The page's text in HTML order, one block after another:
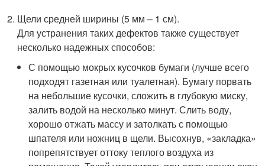
Щели средней ширины (5 мм – 1 см).
Для устранения таких дефектов также существует
несколько надежных способов:
С помощью мокрых кусочков бумаги (лучше всего
подходят газетная или туалетная). Бумагу порвать
на небольшие кусочки, сложить в глубокую миску,
залить водой на несколько минут. Слить воду,
хорошо отжать массу и затолкать с помощью
шпателя или ножниц в щели. Высохнув, «закладка»
попрепятствует оттоку теплого воздуха из